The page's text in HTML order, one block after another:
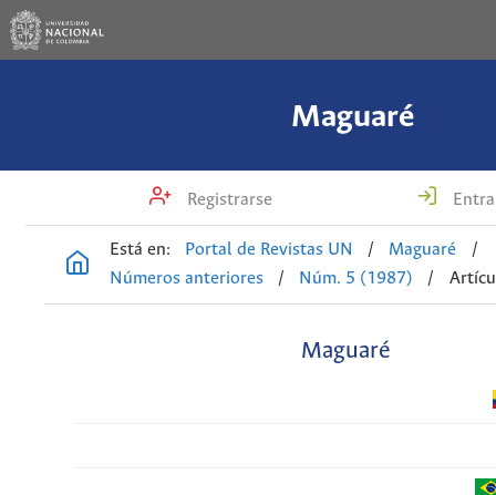
Maguaré
Registrarse
Está en: Portal de Revistas UN / Maguaré
/
Números anteriores
/ Núm. 5 (1987) /
Maguaré